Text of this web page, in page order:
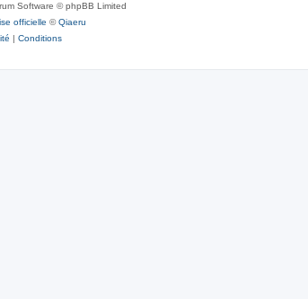
Software © phpBB Limited
officielle ©Qiaeru
| Conditions